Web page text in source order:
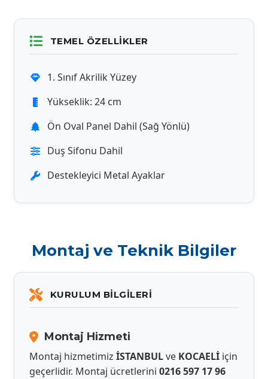
TEMEL ÖZELLIKLER
1. Sınıf Akrilik Yüzey
Yükseklik: 24 cm
Ön Oval Panel Dahil (Sağ Yönlü)
Duş Sifonu Dahil
Destekleyici Metal Ayaklar
Montaj ve Teknik Bilgiler
KURULUM BILGILERI
Montaj Hizmeti
Montaj hizmetimiz İSTANBULve KOCAELİ için
geçerlidir. Montaj ücretlerini 0216 597 17 96